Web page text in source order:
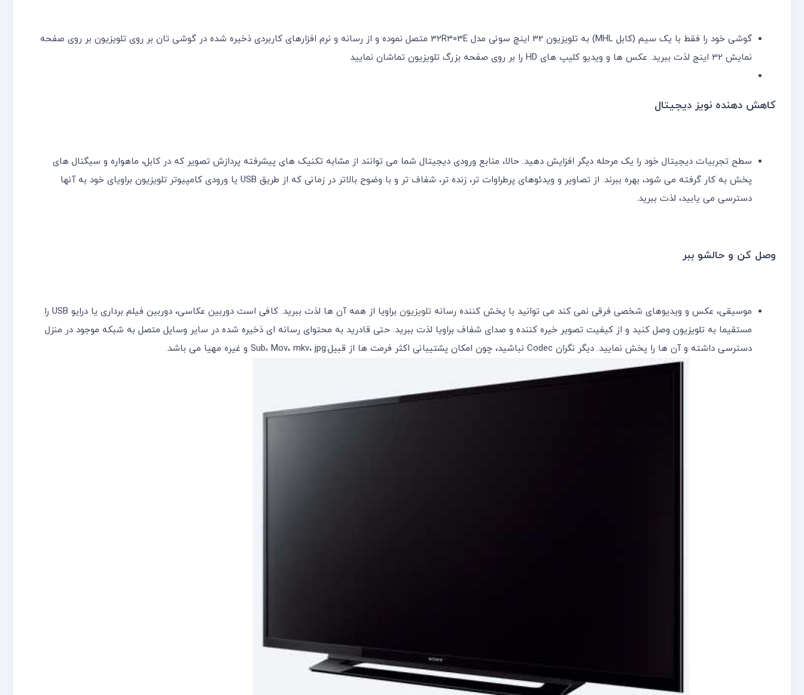
گوشی خود را فقط با یک سیم (کابل MHL) به تلویزیون 32 اینچ سونی مدل 32R303E متصل نموده و از رسانه و نرم افزارهای کاربردی ذخیره شده در گوشی تان بر روی تلویزیون بر روی صفحه
نمایش 32 اینج لذت ببرید. عکس ها و ویدیو کلیپ های HD را بر روی صفحه بزرگ تلویزیون تماشان نمایید
کاهش دهنده نویز دیجیتال
سطح تجربیات دیجیتال خود را یک مرحله دیگر افزایش دهید. حالا، منابع ورودی دیجیتال شما می توانند از مشابه تکنیک های پیشرفته پردازش تصویر که در کابل، ماهواره و سیگنال های
پخش به کار گرفته می شود، بهره ببرند. از تصاویر و ویدئوهای پرطراوات تر، زنده تر، شفاف تر و با وضوح بالاتر در زمانی که از طریق USB یا ورودی کامپیوتر تلویزیون براویای خود به آنها
دسترسی می یابید، لذت ببرید.
وصل کن و حالشو ببر
موسیقی، عکس و ویدیوهای شخصی فرقی نمی کند می توانید با پخش کننده رسانه تلویزیون
براویا از همه آن ها لذت ببرید. کافی است دوربین عکاسی، دوربین فیلم برداری یا درایو USB را
مستقیما به تلویزیون وصل کنید و از کیفیت تصویر خیره کننده و صدای شفاف براویا لذت ببرید. حتی قادرید به محتوای رسانه ای ذخیره شده در سایر وسایل متصل به شبکه موجود در منزل
دسترسی داشته و آن ها را پخش نمایید. دیگر نگران Codec نباشید، چون امکان پشتیبانی اکثر فرمت ها از قبیل:Sub، Mov، mkv، jpg و غیره مهیا می باشد.